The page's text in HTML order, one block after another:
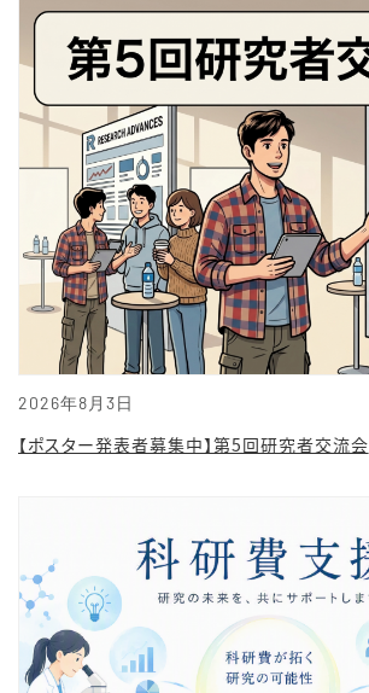
2026年8月3日
【ポスター発表者募集中】第5回研究者交流会